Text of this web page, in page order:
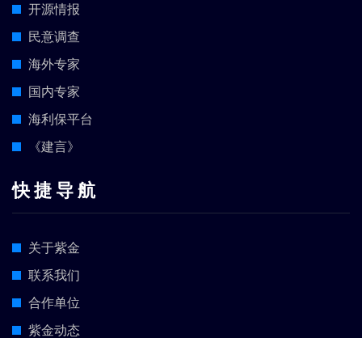
开源情报
民意调查
海外专家
国内专家
海利保平台
《建言》
快 捷 导 航
关于紫金
联系我们
合作单位
紫金动态